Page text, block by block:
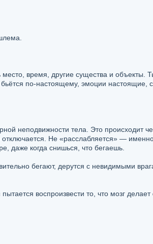
время, другие существа и объекты.
бьётся по-настоящему, эмоции настоящие,
неподвижности тела. Это происходит
Не «расслабляется» — именно
даже когда снишься, что бегаешь.
бегают, дерутся с невидимыми
воспроизвести то, что мозг